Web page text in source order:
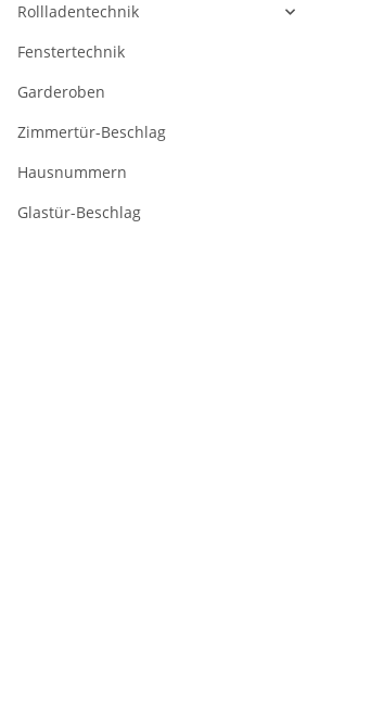
Rollladentechnik
Fenstertechnik
Garderoben
Zimmertür-Beschlag
Hausnummern
Glastür-Beschlag